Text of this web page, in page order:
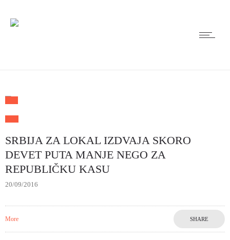
SRBIJA ZA LOKAL IZDVAJA SKORO
DEVET PUTA MANJE NEGO ZA
REPUBLIČKU KASU
20/09/2016
More SHARE